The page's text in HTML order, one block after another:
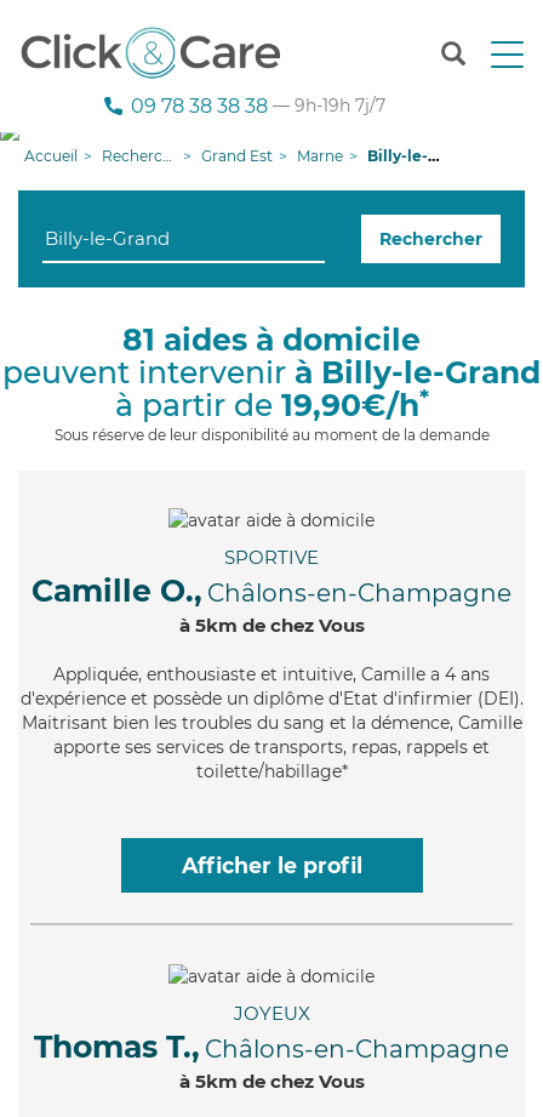
T
n
g
i
09 78 38 38 38 — 9h-19h 7j/7
Accueil Recherche aide à domicile Grand Est Marne Billy-le-Grand
Rechercher
81 aides à domicile
peuvent intervenir à Billy-le-Grand
à partir de 19,90€/h*
Sous réserve de leur disponibilité au moment de la demande
SPORTIVE
Camille O., Châlons-en-Champagne
à 5km de chez Vous
Appliquée, enthousiaste et intuitive, Camille a 4 ans
d'expérience et possède un diplôme d'Etat d'infirmier (DEI).
Maitrisant bien les troubles du sang et la démence, Camille
apporte ses services de transports, repas, rappels et
toilette/habillage*
Afficher le profil
JOYEUX
Thomas T., Châlons-en-Champagne
à 5km de chez Vous